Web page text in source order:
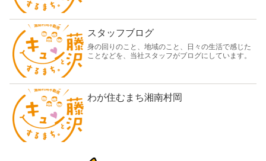
スタッフブログ
身の回りのこと、地域のこと、日々の生活で感じた
ことなどを、当社スタッフがブログにしています。
わが住むまち湘南村岡